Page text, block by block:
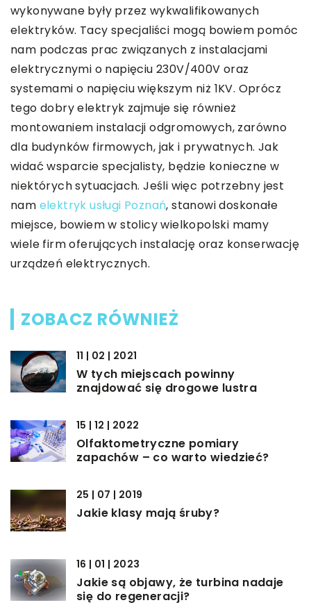
wykonywane były przez wykwalifikowanych
elektryków. Tacy specjaliści mogą bowiem pomóc
nam podczas prac związanych z instalacjami
elektrycznymi o napięciu 230V/400V oraz
systemami o napięciu większym niż 1KV. Oprócz
tego dobry elektryk zajmuje się również
montowaniem instalacji odgromowych, zarówno
dla budynków firmowych, jak i prywatnych. Jak
widać wsparcie specjalisty, będzie konieczne w
niektórych sytuacjach. Jeśli więc potrzebny jest
nam elektryk usługi Poznań, stanowi doskonałe
miejsce, bowiem w stolicy wielkopolski mamy
wiele firm oferujących instalację oraz konserwację
urządzeń elektrycznych.
ZOBACZ RÓWNIEŻ
11 | 02 | 2021
W tych miejscach powinny
znajdować się drogowe lustra
15 | 12 | 2022
Olfaktometryczne pomiary
zapachów – co warto wiedzieć?
25 | 07 | 2019
Jakie klasy mają śruby?
16 | 01 | 2023
Jakie są objawy, że turbina nadaje
się do regeneracji?